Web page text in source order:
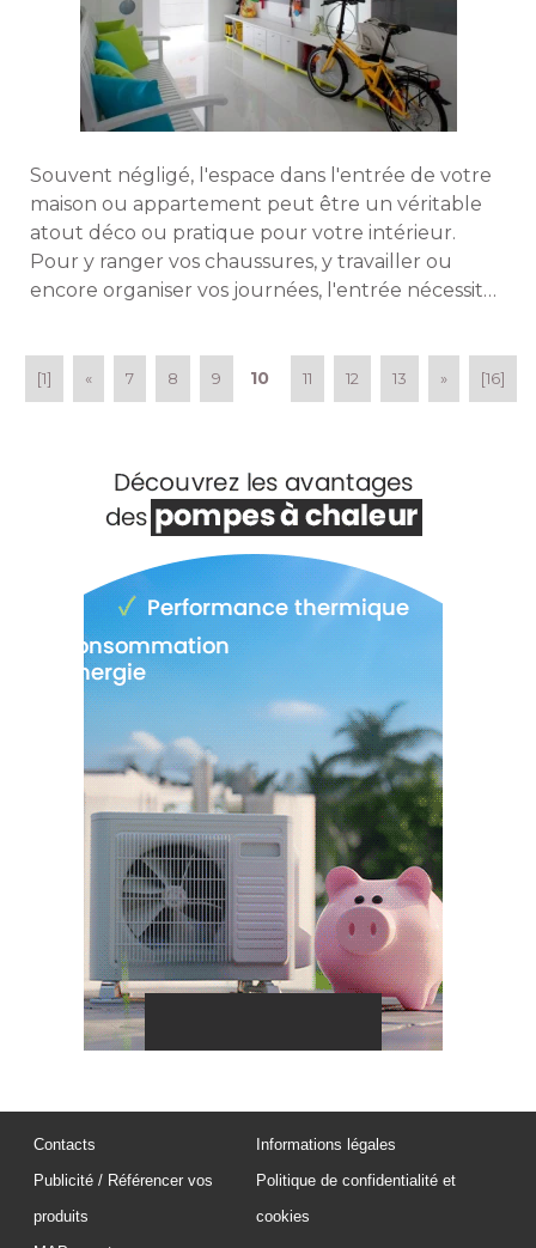
Souvent négligé, l'espace dans l'entrée de votre
maison ou appartement peut être un véritable
atout déco ou pratique pour votre intérieur.
Pour y ranger vos chaussures, y travailler ou
encore organiser vos journées, l'entrée nécessite
vous donne ses conseils.
[1] « 7 8 9 10 11 12 13 » [16]
Contacts
Publicité / Référencer vos
produits
Informations légales
Politique de confidentialité et
cookies